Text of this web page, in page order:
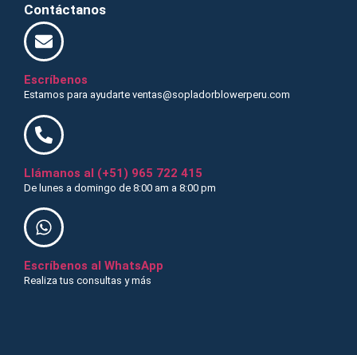
Contáctanos
Escríbenos
Estamos para ayudarte ventas@sopladorblowerperu.com
Llámanos al (+51) 965 722 415
De lunes a domingo de 8:00 am a 8:00 pm
Escríbenos al WhatsApp
Realiza tus consultas y más